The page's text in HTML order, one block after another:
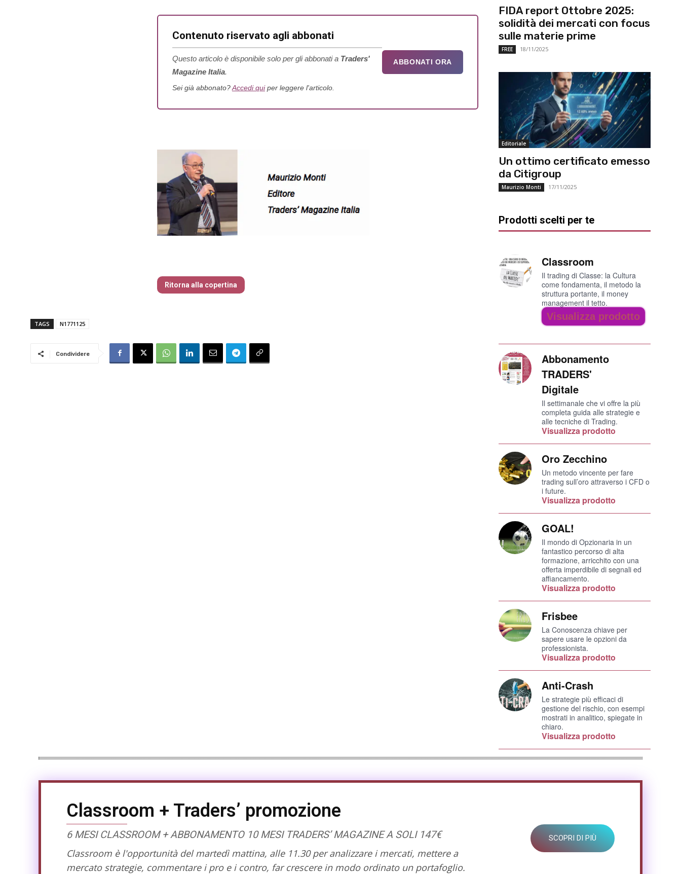
Contenuto riservato agli abbonati
Questo articolo è disponibile solo per gli abbonati a Traders'
Magazine Italia.
Sei già abbonato?Accedi quiper leggere l'articolo.
ABBONATI ORA
Ritorna alla copertina
TAGS N1771125
Condividere
FIDA report Ottobre 2025:
solidità dei mercati con focus
sulle materie prime
FREE 18/11/2025
Editoriale
Un ottimo certificato emesso
da Citigroup
Maurizio Monti 17/11/2025
Prodotti scelti per te
Classroom
Il trading di Classe: la Cultura
come fondamenta, il metodo la
struttura portante, il money
management il tetto.
Visualizza prodotto
Abbonamento
TRADERS'
Digitale
Il settimanale che vi offre la più
completa guida alle strategie e
alle tecniche di Trading.
Visualizza prodotto
Oro Zecchino
Un metodo vincente per fare
trading sull’oro attraverso i CFD o
i future.
Visualizza prodotto
GOAL!
Il mondo di Opzionaria in un
fantastico percorso di alta
formazione, arricchito con una
offerta imperdibile di segnali ed
affiancamento.
Visualizza prodotto
Frisbee
La Conoscenza chiave per
sapere usare le opzioni da
professionista.
Visualizza prodotto
Anti-Crash
Le strategie più efficaci di
gestione del rischio, con esempi
mostrati in analitico, spiegate in
chiaro.
Visualizza prodotto
Classroom + Traders’ promozione
6 MESI CLASSROOM + ABBONAMENTO 10 MESI TRADERS’ MAGAZINE A SOLI 147€
Classroom è l'opportunità del martedì mattina, alle 11.30 per analizzare i mercati, mettere a
mercato strategie, commentare i pro e i contro, far crescere in modo ordinato un portafoglio.
SCOPRI DI PIÙ